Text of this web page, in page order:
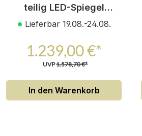
teilig LED-Spiegel
Seiten-, Hoch- &
Midischrank weiss hgl
Lieferbar 19.08.-24.08.
1.239,00 €*
UVP1.578,70 €*
In den Warenkorb